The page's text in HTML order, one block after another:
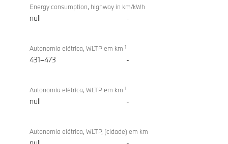
Energy consumption, highway in km/kWh
null -
Autonomia elétrica, WLTP em km 1
431–473 -
Autonomia elétrica, WLTP em km 1
null -
Autonomia elétrica, WLTP, (cidade) em km